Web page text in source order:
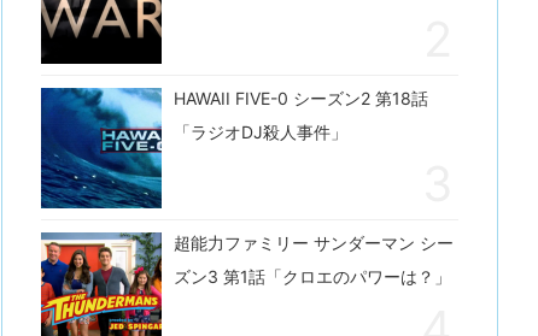
HAWAII FIVE-0 シーズン2 第18話
「ラジオDJ殺人事件」
超能力ファミリー サンダーマン シー
ズン3 第1話「クロエのパワーは？」